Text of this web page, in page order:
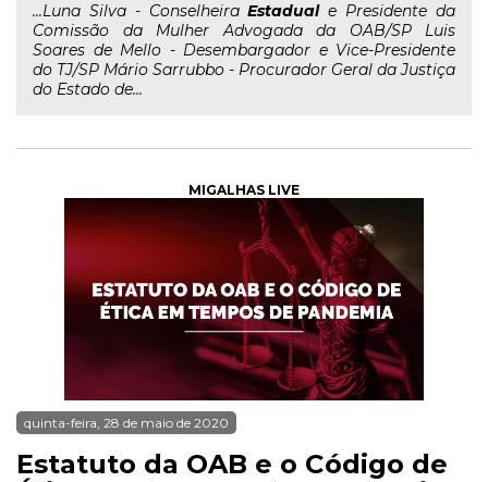
...Luna Silva - ConselheiraEstaduale Presidente da
Comissão da Mulher Advogada da OAB/SP Luis
Soares de Mello - Desembargador e Vice-Presidente
do TJ/SP Mário Sarrubbo - Procurador Geral da Justiça
do Estado de...
MIGALHAS LIVE
quinta-feira, 28 de maio de 2020
Estatuto da OAB e o Código de